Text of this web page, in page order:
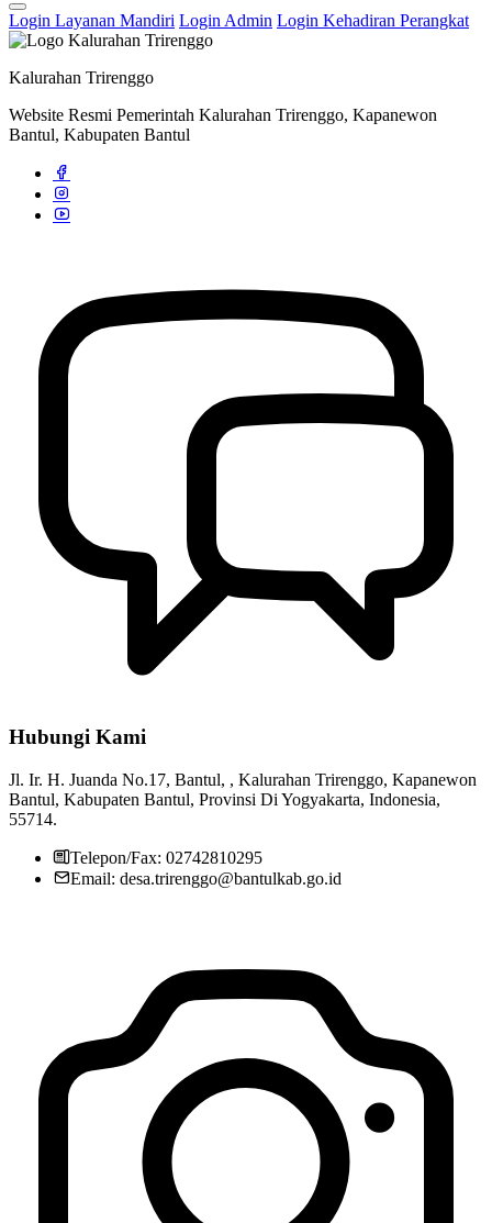
Pemerintah Kalurahan Trirenggo
Futsal Rutin Karang Taruna Saptadasa Manunggal Karya 20 Juli
2018
Login Layanan Mandiri Login Admin Login Kehadiran Perangkat
Kalurahan Trirenggo
Website Resmi Pemerintah Kalurahan Trirenggo, Kapanewon
Bantul, Kabupaten Bantul
Hubungi Kami
Jl. Ir. H. Juanda No.17, Bantul, , Kalurahan Trirenggo, Kapanewon
Bantul, Kabupaten Bantul, Provinsi Di Yogyakarta, Indonesia,
55714.
Telepon/Fax: 02742810295
Email: desa.trirenggo@bantulkab.go.id